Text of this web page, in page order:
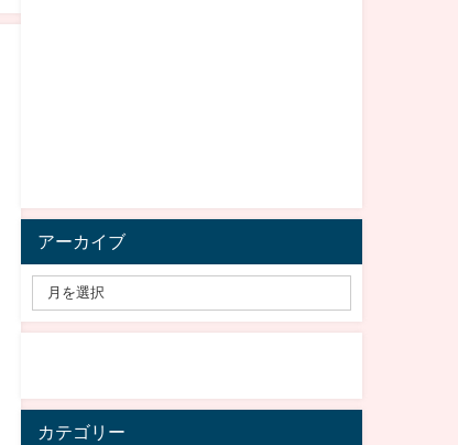
アーカイブ
カテゴリー